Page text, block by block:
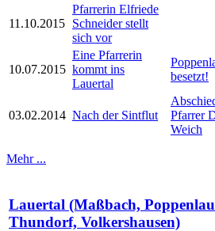
11.10.2015
Pfarrerin Elfriede
Schneider stellt
sich vor
10.07.2015
Eine Pfarrerin
kommt ins
Lauertal
besetzt!
03.02.2014 Nach der Sintflut
Pfarrer
Weich
Mehr ...
Lauertal (Maßbach,
Thundorf, Volkershausen)